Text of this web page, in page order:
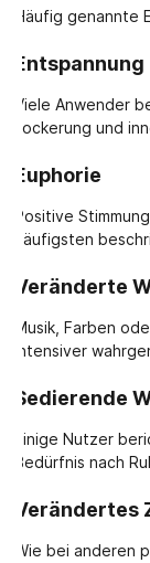
Häufig genannte
Entspannung
Viele Anwender
Lockerung und
Euphorie
Positive
häufigsten
Veränderte
Musik, Farben
intensiver
Sedierende
Einige Nutzer
Bedürfnis nach
Verändertes
Wie bei anderen